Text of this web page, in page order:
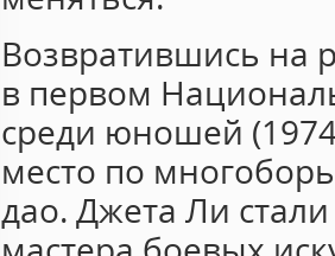
Возвратившись на
в первом
среди юношей
место по
дао. Джета Ли